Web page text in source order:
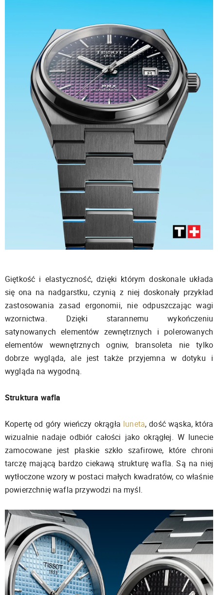
Giętkość i elastyczność, dzięki którym doskonale układa
się ona na nadgarstku, czynią z niej doskonały przykład
zastosowania zasad ergonomii, nie odpuszczając wagi
wzornictwa. Dzięki starannemu wykończeniu
satynowanych elementów zewnętrznych i polerowanych
elementów wewnętrznych ogniw, bransoleta nie tylko
dobrze wygląda, ale jest także przyjemna w dotyku i
wygląda na wygodną.
Struktura wafla
Kopertę od góry wieńczy okrągła luneta, dość wąska, która
wizualnie nadaje odbiór całości jako okrągłej. W lunecie
zamocowane jest płaskie szkło szafirowe, które chroni
tarczę mającą bardzo ciekawą strukturę wafla. Są na niej
wytłoczone wzory w postaci małych kwadratów, co właśnie
powierzchnię wafla przywodzi na myśl.